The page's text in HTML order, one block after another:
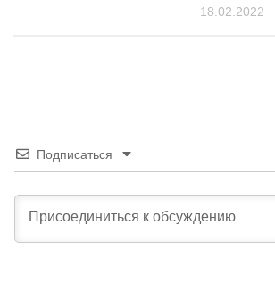
18.02.2022
Подписаться